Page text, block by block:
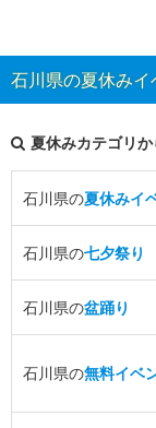
石川県の夏休み
夏休みカテゴリ
石川県の夏休みイ
石川県の七夕祭り
石川県の盆踊り
石川県の無料イベ